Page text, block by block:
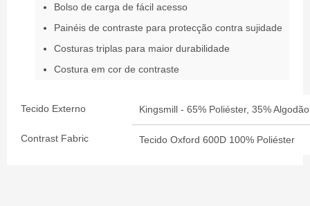
Bolso de carga de fácil acesso
Painéis de contraste para protecção contra sujidade
Costuras triplas para maior durabilidade
Costura em cor de contraste
Tecido Externo Kingsmill - 65% Poliéster, 35% Algodão
Contrast Fabric Tecido Oxford 600D 100% Poliéster